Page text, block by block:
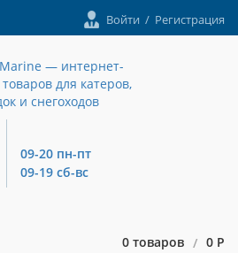
Войти / Регистрация
09-20 пн-пт
09-19 сб-вс
0 товаров / 0 Р